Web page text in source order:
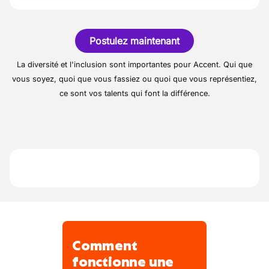
Vous réparez et remplacez les pièces.
Vous contrôlez et gérez les pièces
détachées et les documents
les engins de génie-civil.
C'est une société familiale qui existe depuis
1975.
Postulez maintenant
La diversité et l'inclusion sont importantes pour Accent. Qui que
vous soyez, quoi que vous fassiez ou quoi que vous représentiez,
ce sont vos talents qui font la différence.
Comment
fonctionne une